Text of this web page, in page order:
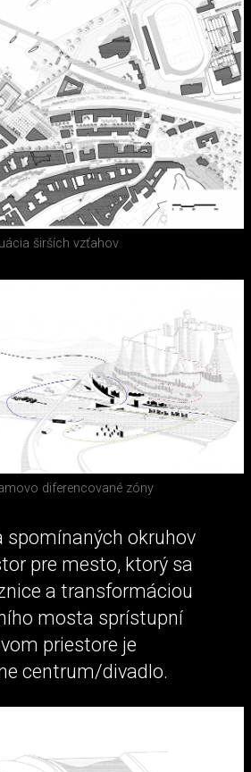
širších vzťahov
diferencované zóny
spomínaných okruhov
pre mesto, ktorý sa
a transformáciou
mosta sprístupní
priestore je
centrum/divadlo.